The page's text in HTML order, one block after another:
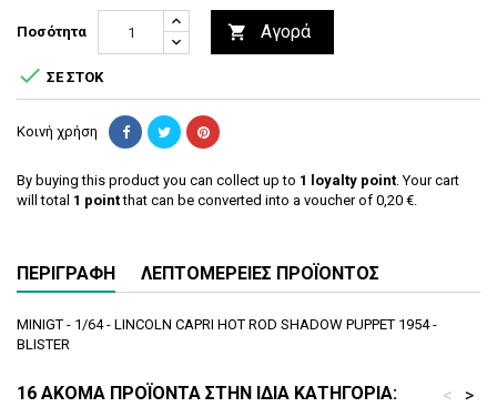
Ποσότητα  Αγορά
 ΣΕ ΣΤΟΚ
Κοινή χρήση
By buying this product you can collect up to 1 loyalty point. Your cart
will total 1 pointthat can be converted into a voucher of 0,20 €.
ΠΕΡΙΓΡΑΦΉ ΛΕΠΤΟΜΈΡΕΙΕΣ ΠΡΟΪΌΝΤΟΣ
MINIGT - 1/64 - LINCOLN CAPRI HOT ROD SHADOW PUPPET 1954 -
BLISTER
16 ΑΚΌΜΑ ΠΡΟΪΌΝΤΑ ΣΤΗΝ ΊΔΙΑ ΚΑΤΗΓΟΡΊΑ: >
<